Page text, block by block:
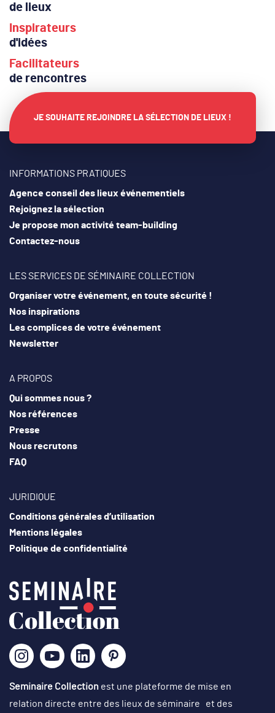
de lieux
Inspirateurs
d'idées
Facilitateurs
de rencontres
JE SOUHAITE REJOINDRE LA SÉLECTION DE LIEUX !
INFORMATIONS PRATIQUES
Agence conseil des lieux événementiels
Rejoignez la sélection
Je propose mon activité team-building
Contactez-nous
LES SERVICES DE SÉMINAIRE COLLECTION
Organiser votre événement, en toute sécurité !
Nos inspirations
Les complices de votre événement
Newsletter
A PROPOS
Qui sommes nous ?
Nos références
Presse
Nous recrutons
FAQ
JURIDIQUE
Conditions générales d’utilisation
Mentions légales
Politique de confidentialité
Seminaire Collection est une plateforme de mise en
relation directe entre des lieux de séminaire et des